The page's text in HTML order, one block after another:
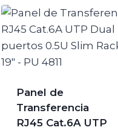
Panel de
Transferencia
RJ45 Cat.6A UTP